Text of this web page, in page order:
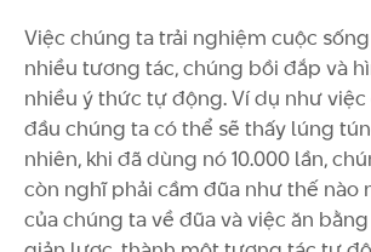
Việc chúng ta trải nghiệm cuộc
nhiều tương tác, chúng bồi đắp và
nhiều ý thức tự động. Ví dụ như
đầu chúng ta có thể sẽ thấy lúng
nhiên, khi đã dùng nó 10.000 lần,
còn nghĩ phải cầm đũa như thế nào
của chúng ta về đũa và việc ăn